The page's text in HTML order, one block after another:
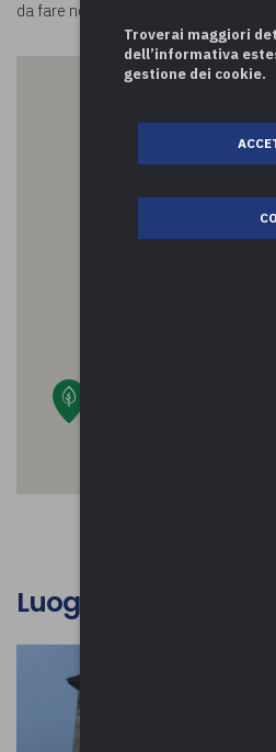
da fare nei comuni della provincia di
Luoghi d'interesse
Troverai maggiori
dell’informativa
gestione dei cookie.